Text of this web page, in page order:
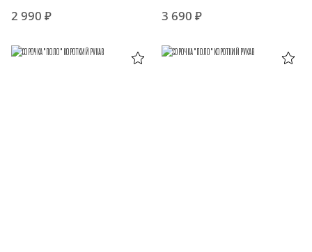
2 990 ₽ 3 690 ₽